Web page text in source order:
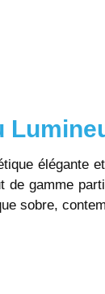
gamme
sobre,